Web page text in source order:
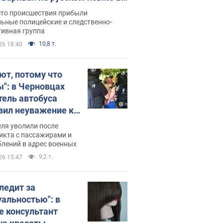
полиция составила
протокол.
происшествия прибыли
полицейские и следственно-
группа
18:40 10,8 т.
потому что
в Черновцах
автобуса
неуважение к
военным и
за это.
уволили после
с пассажирами и
в адрес военных
15:47 9,2 т.
за
в
консультант